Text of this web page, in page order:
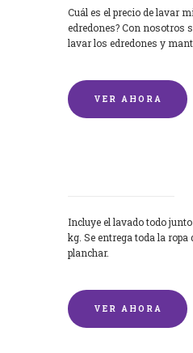
Cuál es el precio de lavar
edredones? Con nosotros
lavar los edredones y
VER AHORA
Incluye el lavado todo
kg. Se entrega toda la ropa
planchar.
VER AHORA